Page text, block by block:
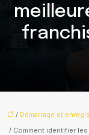
/ Démarrage et
/ Comment identifier